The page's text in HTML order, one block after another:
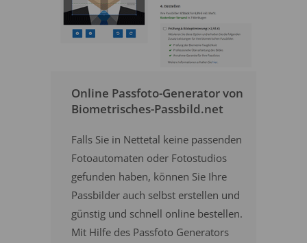
Online Passfoto-Generator von
Biometrisches-Passbild.net
Falls Sie in Nettetal keine passenden
Fotoautomaten oder Fotostudios
gefunden haben, können Sie Ihre
Passbilder auch selbst erstellen und
günstig und schnell online bestellen.
Mit Hilfe des Passfoto Generators